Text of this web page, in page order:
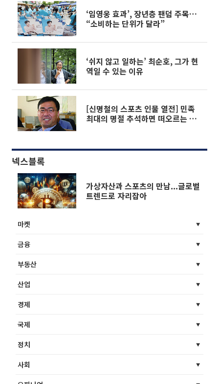
‘임영웅 효과’, 장년층 팬덤 주목…
“소비하는 단위가 달라”
‘쉬지 않고 일하는’ 최순호, 그가 현
역일 수 있는 이유
[신명철의 스포츠 인물 열전] 민족
최대의 명절 추석하면 떠오르는 스
넥스블록
가상자산과 스포츠의 만남...글로벌
트렌드로 자리잡아
마켓
금융
부동산
산업
경제
국제
정치
사회